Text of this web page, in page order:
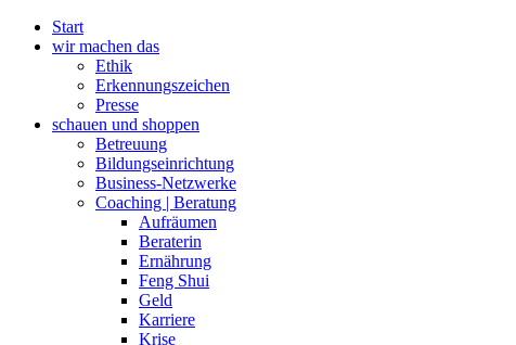
Zum
Inhalt
Start
wir machen das
Ethik
Erkennungszeichen
Presse
schauen und shoppen
Betreuung
Bildungseinrichtung
Business-Netzwerke
Coaching | Beratung
Aufräumen
Beraterin
Ernährung
Feng Shui
Geld
Karriere
Krise